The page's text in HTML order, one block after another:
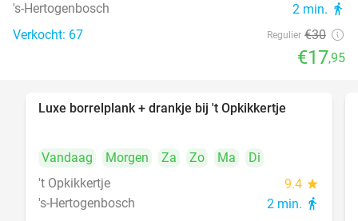
's-Hertogenbosch 2 min. directions_walk
Verkocht: 67 Regulier €30
€17,95
Luxe borrelplank + drankje bij 't Opkikkertje
Vandaag Morgen Za Zo Ma
Di
't Opkikkertje
9.4 star
's-Hertogenbosch 2 min. directions_walk